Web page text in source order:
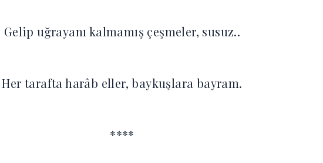
Gelip uğrayanı kalmamış çeşmeler, susuz..‎
Her tarafta harâb eller, baykuşlara bayram.‎
****